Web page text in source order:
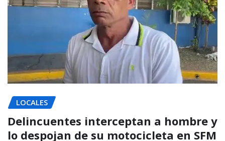
LOCALES
Delincuentes interceptan a hombre y
lo despojan de su motocicleta en SFM